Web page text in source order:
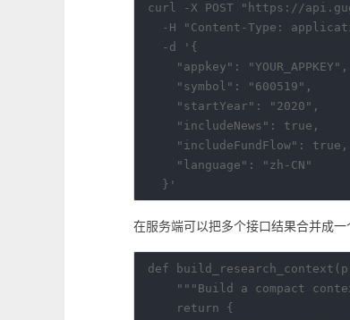
curl -X POST "https://
-H "Content-Type:
  -d '{
    "appkey": "YOUR_APPKEY",
    "symbol": "600519",
    "startYear": "2020",
    "includeNews": true,
    "includeFundFlow": true,
    "language": "zh-CN"
在服务端可以把多个接口结果合并成一
def
"""Build a compact
    return {